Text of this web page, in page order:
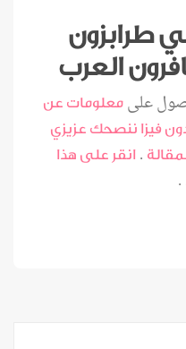
طرابزون
العرب
علىمعلومات عن
فيزا ننصحك عزيزي
.انقر على هذا
.